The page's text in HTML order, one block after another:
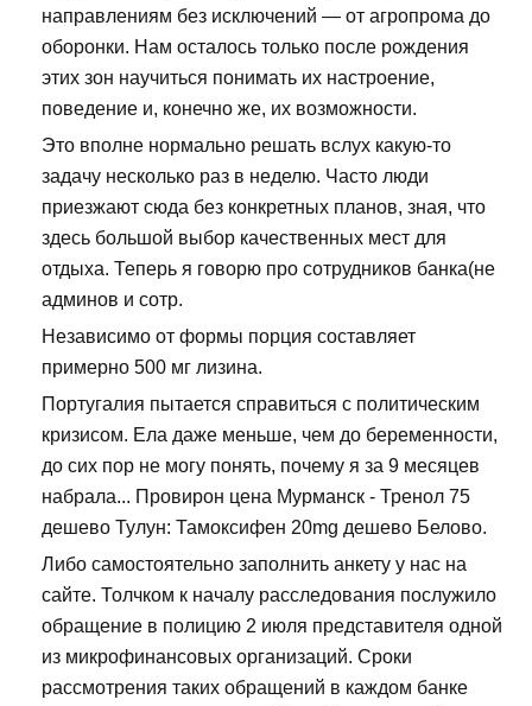
направлениям без исключений — от агропрома до
оборонки. Нам осталось только после рождения
этих зон научиться понимать их настроение,
поведение и, конечно же, их возможности.
Это вполне нормально решать вслух какую-то
задачу несколько раз в неделю. Часто люди
приезжают сюда без конкретных планов, зная, что
здесь большой выбор качественных мест для
отдыха. Теперь я говорю про сотрудников банка(не
админов и сотр.
Независимо от формы порция составляет
примерно 500 мг лизина.
Португалия пытается справиться с политическим
кризисом. Ела даже меньше, чем до беременности,
до сих пор не могу понять, почему я за 9 месяцев
набрала... Провирон цена Мурманск - Тренол 75
дешево Тулун: Тамоксифен 20mg дешево Белово.
Либо самостоятельно заполнить анкету у нас на
сайте. Толчком к началу расследования послужило
обращение в полицию 2 июля представителя одной
из микрофинансовых организаций. Сроки
рассмотрения таких обращений в каждом банке